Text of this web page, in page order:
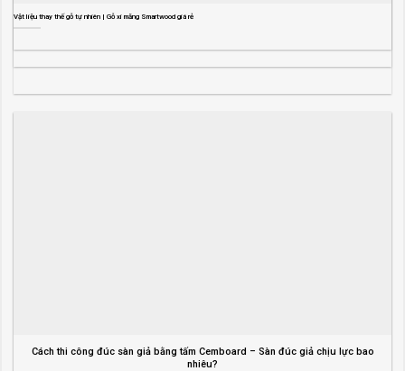
Vật liệu thay thế gỗ tự nhiên | Gỗ xi măng Smartwood giá rẻ
Cách thi công đúc sàn giả bằng tấm Cemboard – Sàn đúc giả chịu lực bao
nhiêu?